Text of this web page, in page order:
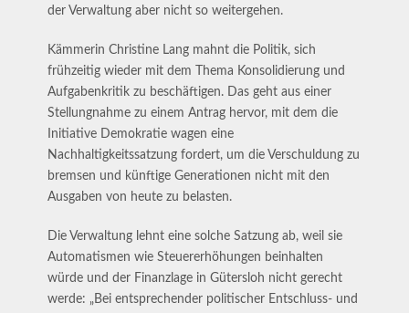
der Verwaltung aber nicht so weitergehen.
Kämmerin Christine Lang mahnt die Politik, sich
frühzeitig wieder mit dem Thema Konsolidierung und
Aufgabenkritik zu beschäftigen. Das geht aus einer
Stellungnahme zu einem Antrag hervor, mit dem die
Initiative Demokratie wagen eine
Nachhaltigkeitssatzung fordert, um die Verschuldung zu
bremsen und künftige Generationen nicht mit den
Ausgaben von heute zu belasten.
Die Verwaltung lehnt eine solche Satzung ab, weil sie
Automatismen wie Steuererhöhungen beinhalten
würde und der Finanzlage in Gütersloh nicht gerecht
werde: „Bei entsprechender politischer Entschluss- und